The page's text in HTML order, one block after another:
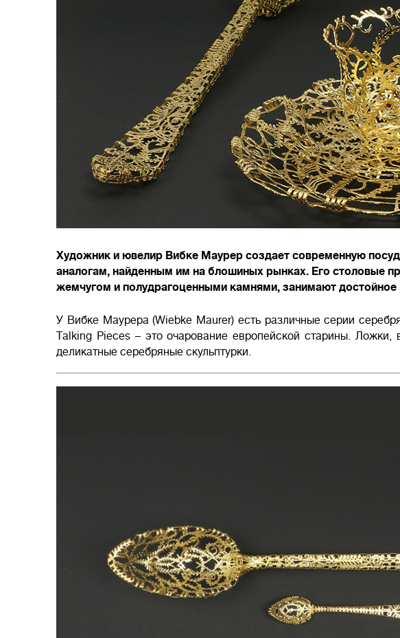
Художник и ювелир Вибке Маурер создает современную
аналогам, найденным им на блошиных рынках. Его столовые
жемчугом и полудрагоценными камнями, занимают достойное
У Вибке Маурера (Wiebke Maurer) есть различные серии
Тalking Pieces – это очарование европейской старины. Ложки,
деликатные серебряные скульптурки.